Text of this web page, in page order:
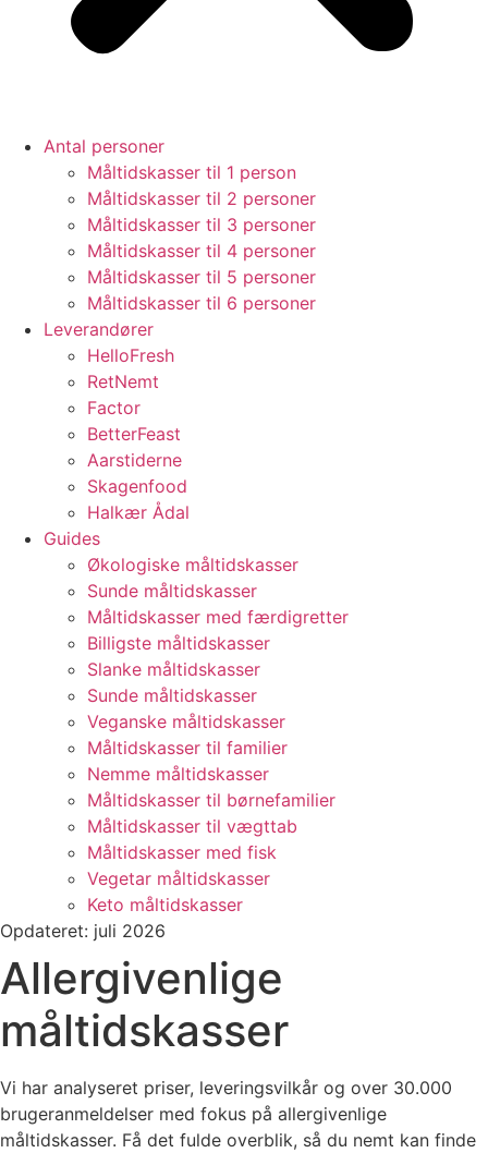
Antal personer
Måltidskasser til 1 person
Måltidskasser til 2 personer
Måltidskasser til 3 personer
Måltidskasser til 4 personer
Måltidskasser til 5 personer
Måltidskasser til 6 personer
Leverandører
HelloFresh
RetNemt
Factor
BetterFeast
Aarstiderne
Skagenfood
Halkær Ådal
Guides
Økologiske måltidskasser
Sunde måltidskasser
Måltidskasser med færdigretter
Billigste måltidskasser
Slanke måltidskasser
Sunde måltidskasser
Veganske måltidskasser
Måltidskasser til familier
Nemme måltidskasser
Måltidskasser til børnefamilier
Måltidskasser til vægttab
Måltidskasser med fisk
Vegetar måltidskasser
Keto måltidskasser
Opdateret: juli 2026
Allergivenlige
måltidskasser
Vi har analyseret priser, leveringsvilkår og over 30.000
brugeranmeldelser med fokus på allergivenlige
måltidskasser. Få det fulde overblik, så du nemt kan finde